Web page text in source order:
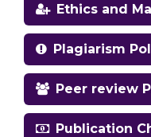
Ethics and
Plagiarism
Peer review
Publication